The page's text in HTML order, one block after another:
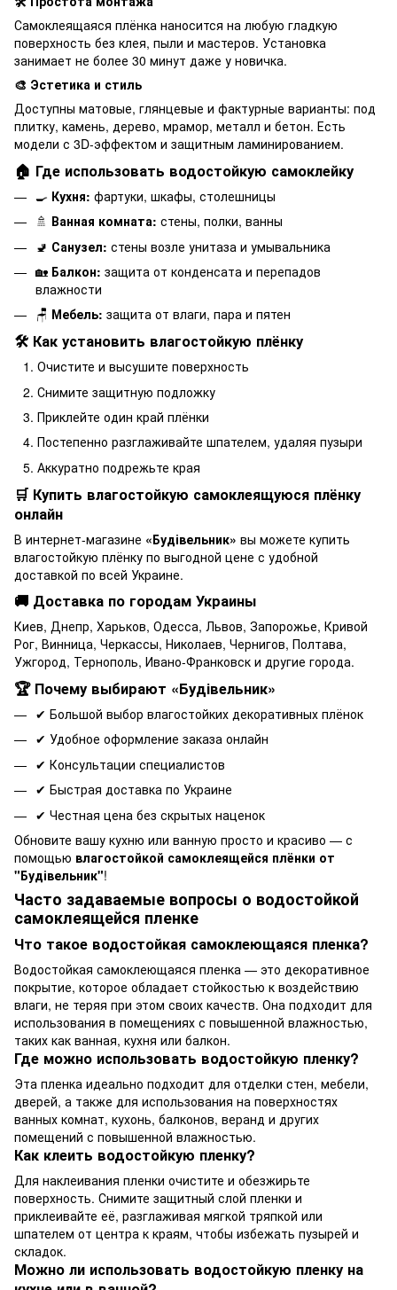
Самоклеящаяся плёнка наносится на любую гладкую
поверхность без клея, пыли и мастеров. Установка
занимает не более 30 минут даже у новичка.
🎨 Эстетика и стиль
Доступны матовые, глянцевые и фактурные варианты: под
плитку, камень, дерево, мрамор, металл и бетон. Есть
модели с 3D-эффектом и защитным ламинированием.
🏠 Где использовать водостойкую самоклейку
🍳 Кухня: фартуки, шкафы, столешницы
🚿 Ванная комната: стены, полки, ванны
🚽 Санузел: стены возле унитаза и умывальника
🏡 Балкон: защита от конденсата и перепадов
влажности
🪑 Мебель: защита от влаги, пара и пятен
🛠 Как установить влагостойкую плёнку
Очистите и высушите поверхность
Снимите защитную подложку
Приклейте один край плёнки
Постепенно разглаживайте шпателем, удаляя пузыри
Аккуратно подрежьте края
🛒 Купить влагостойкую самоклеящуюся плёнку
онлайн
В интернет-магазине «Будівельник» вы можете купить
влагостойкую плёнку по выгодной цене с удобной
доставкой по всей Украине.
🚚 Доставка по городам Украины
Киев, Днепр, Харьков, Одесса, Львов, Запорожье, Кривой
Рог, Винница, Черкассы, Николаев, Чернигов, Полтава,
Ужгород, Тернополь, Ивано-Франковск и другие города.
🏆 Почему выбирают «Будівельник»
✔ Большой выбор влагостойких декоративных плёнок
✔ Удобное оформление заказа онлайн
✔ Консультации специалистов
✔ Быстрая доставка по Украине
✔ Честная цена без скрытых наценок
Обновите вашу кухню или ванную просто и красиво — с
помощью влагостойкой самоклеящейся плёнки от
"Будівельник"!
Часто задаваемые вопросы о водостойкой
самоклеящейся пленке
Что такое водостойкая самоклеющаяся пленка?
Водостойкая самоклеющаяся пленка — это декоративное
покрытие, которое обладает стойкостью к воздействию
влаги, не теряя при этом своих качеств. Она подходит для
использования в помещениях с повышенной влажностью,
таких как ванная, кухня или балкон.
Где можно использовать водостойкую пленку?
Эта пленка идеально подходит для отделки стен, мебели,
дверей, а также для использования на поверхностях
ванных комнат, кухонь, балконов, веранд и других
помещений с повышенной влажностью.
Как клеить водостойкую пленку?
Для наклеивания пленки очистите и обезжирьте
поверхность. Снимите защитный слой пленки и
приклеивайте её, разглаживая мягкой тряпкой или
шпателем от центра к краям, чтобы избежать пузырей и
складок.
Можно ли использовать водостойкую пленку на